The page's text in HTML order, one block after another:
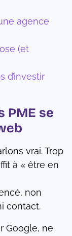
agence
(et
d’investir
PME se
vrai. Trop
à « être en
non
contact.
Google, ne